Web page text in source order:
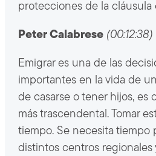
protecciones de la cláusula
Peter Calabrese (00:12:38)
Emigrar es una de las
importantes en la vida de
de casarse o tener hijos, es
más trascendental. Tomar
tiempo. Se necesita tiempo
distintos centros regionales